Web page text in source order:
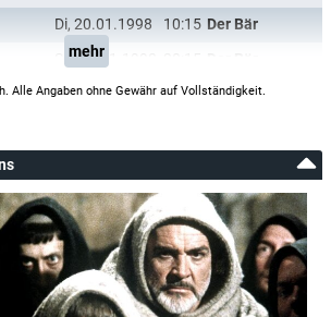
Di, 20.01.1998 10:15 Der Bär
So, 18.01.1998
mehr
Alle Angaben ohne Gewähr auf Vollständigkeit.